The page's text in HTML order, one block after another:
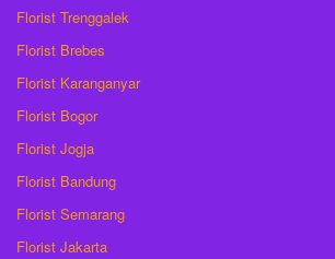
Florist Trenggalek
Florist Brebes
Florist Karanganyar
Florist Bogor
Florist Jogja
Florist Bandung
Florist Semarang
Florist Jakarta